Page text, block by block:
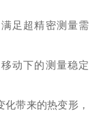
满足超精密测量需
移动下的测量稳定
化带来的热变形，